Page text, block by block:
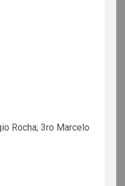
Rocha; 3ro Marcelo